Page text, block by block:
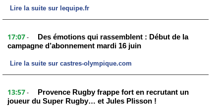
Lire la suite sur lequipe.fr
17:07 -
Des émotions qui rassemblent : Début de la
campagne d’abonnement mardi 16 juin
Lire la suite sur castres-olympique.com
13:57 -
Provence Rugby frappe fort en recrutant un
joueur du Super Rugby… et Jules Plisson !